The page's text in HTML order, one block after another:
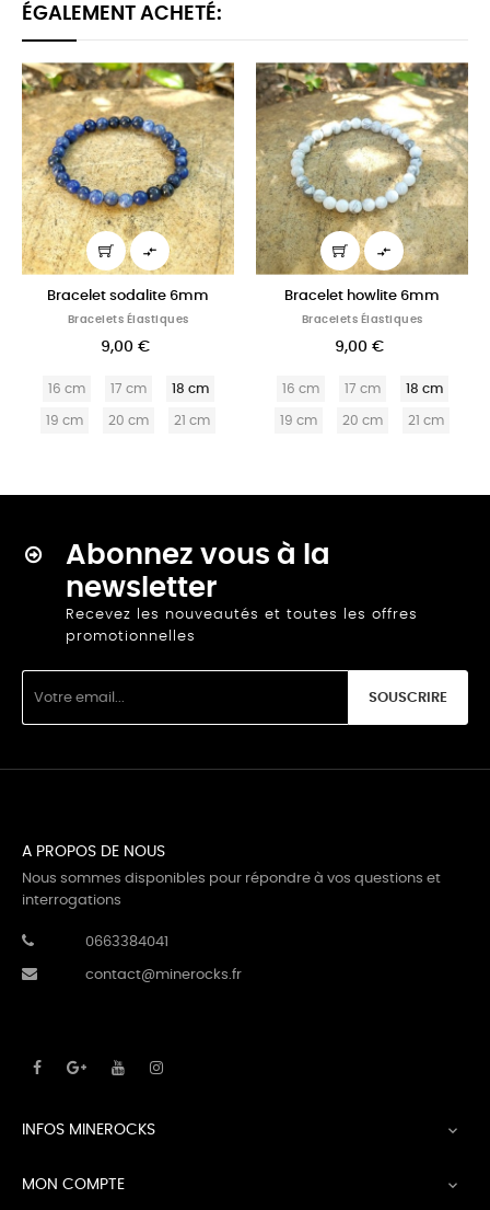
ÉGALEMENT ACHETÉ:

Bracelet sodalite 6mm
Bracelets Élastiques
9,00 €
16 cm 17 cm 18 cm
19 cm 20 cm 21 cm

Bracelet howlite 6mm
Bracelets Élastiques
9,00 €
16 cm 17 cm 18 cm
19 cm 20 cm 21 cm
Abonnez vous à la
newsletter
Recevez les nouveautés et toutes les offres
promotionnelles
SOUSCRIRE
A PROPOS DE NOUS
Nous sommes disponibles pour répondre à vos questions et
interrogations
0663384041
contact@minerocks.fr
INFOS MINEROCKS 
MON COMPTE 